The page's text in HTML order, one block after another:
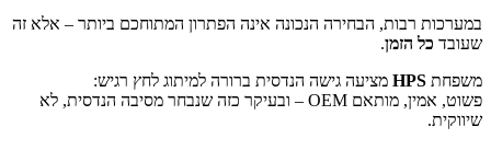
במערכות רבות, הבחירה הנכונה אינה הפתרון המתוחכם ביותר – אלא זה
שעובד כל הזמן.
משפחת HPS מציעה גישה הנדסית ברורה למיתוג לחץ רגיש:
פשוט, אמין, מותאם OEM – ובעיקר כזה שנבחר מסיבה הנדסית, לא
שיווקית.